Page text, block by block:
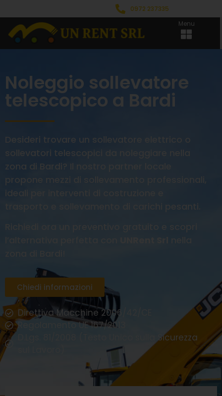
0972 237335
Menu
Noleggio sollevatore
telescopico a Bardi
Desideri trovare un sollevatore elettrico o
sollevatori telescopici da noleggiare nella
zona di Bardi? Il nostro partner locale
propone mezzi di sollevamento professionali,
ideali per interventi di costruzione e
Chiedi informazioni
Direttiva Macchine 2006/42/CE
Regolamento UE 167/2013
D.Lgs. 81/2008 (Testo Unico sulla Sicurezza